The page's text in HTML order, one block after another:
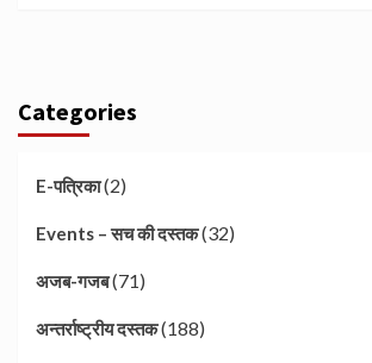
Categories
E-पत्रिका(2)
Events – सच की दस्तक(32)
अजब-गजब(71)
अन्तर्राष्ट्रीय दस्तक(188)